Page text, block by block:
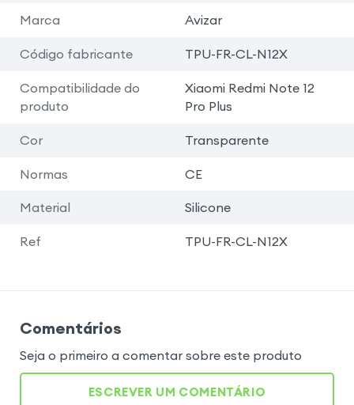
Marca Avizar
Código fabricante TPU-FR-CL-N12X
Compatibilidade do
produto
Xiaomi Redmi Note 12
Pro Plus
Cor Transparente
Normas CE
Material Silicone
Ref TPU-FR-CL-N12X
Comentários
Seja o primeiro a comentar sobre este produto
ESCREVER UM COMENTÁRIO